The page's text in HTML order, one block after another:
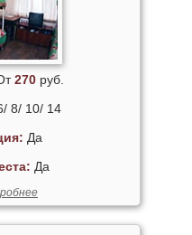
270руб.
8/ 10/ 14
Да
Да